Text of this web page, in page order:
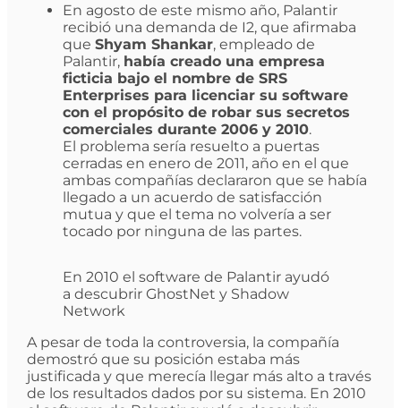
En agosto de este mismo año, Palantir
recibió una demanda de I2, que afirmaba
que Shyam Shankar, empleado de
Palantir, había creado una empresa
ficticia bajo el nombre de SRS
Enterprises para licenciar su software
con el propósito de robar sus secretos
comerciales durante 2006 y 2010.
El problema sería resuelto a puertas
cerradas en enero de 2011, año en el que
ambas compañías declararon que se había
llegado a un acuerdo de satisfacción
mutua y que el tema no volvería a ser
tocado por ninguna de las partes.
En 2010 el software de Palantir ayudó
a descubrir GhostNet y Shadow
Network
A pesar de toda la controversia, la compañía
demostró que su posición estaba más
justificada y que merecía llegar más alto a través
de los resultados dados por su sistema. En 2010